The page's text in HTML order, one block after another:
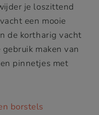
je loszittend
een mooie
de kortharig vacht
maken van
pinnetjes met
borstels